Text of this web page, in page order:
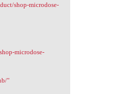
shop-microdose-
microdose-
"